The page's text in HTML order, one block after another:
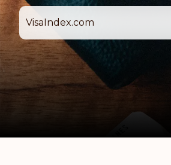
VisaIndex.com